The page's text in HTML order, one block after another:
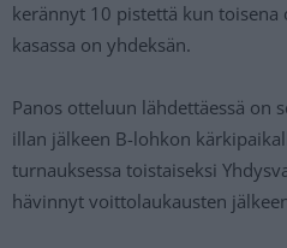
kerännyt 10 pistettä kun toisena
kasassa on yhdeksän.
Panos otteluun lähdettäessä on
illan jälkeen B-lohkon
turnauksessa toistaiseksi
hävinnyt voittolaukausten